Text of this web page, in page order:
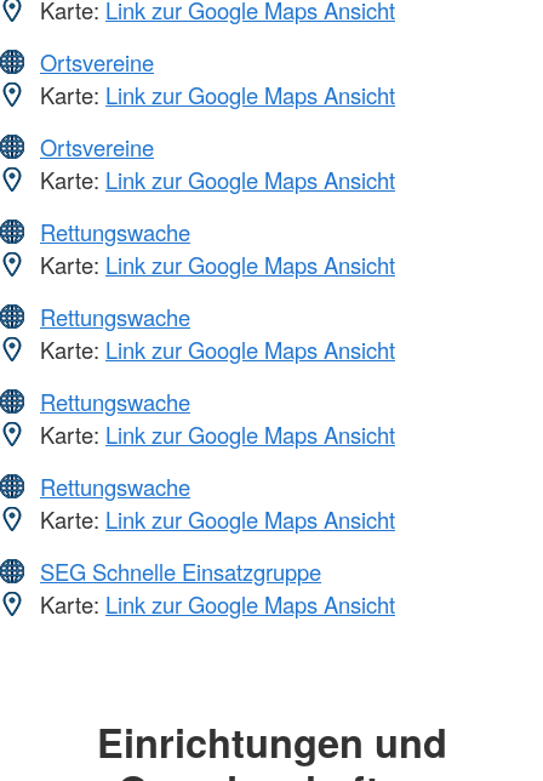
Karte: Link zur Google Maps Ansicht
Ortsvereine
Karte: Link zur Google Maps Ansicht
Ortsvereine
Karte: Link zur Google Maps Ansicht
Rettungswache
Karte: Link zur Google Maps Ansicht
Rettungswache
Karte: Link zur Google Maps Ansicht
Rettungswache
Karte: Link zur Google Maps Ansicht
Rettungswache
Karte: Link zur Google Maps Ansicht
SEG Schnelle Einsatzgruppe
Karte: Link zur Google Maps Ansicht
Einrichtungen und